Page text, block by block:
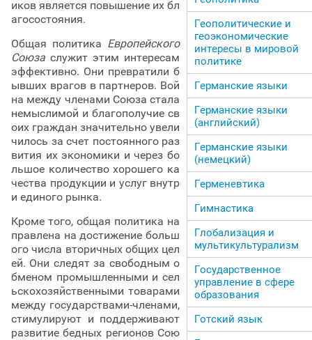
иков является повышение их бл
агосостояния.
Общая политика Европейского
Союза служит этим интересам
эффективно. Они превратили б
ывших врагов в партнеров. Вой
на между членами Союза стала
немыслимой и благополучие св
оих граждан значительно увели
чилось за счет постоянного раз
вития их экономики и через бо
льшое количество хорошего ка
чества продукции и услуг внутр
и единого рынка.
Кроме того, общая политика на
правлена на достижение больш
ого числа вторичных общих цел
ей. Они следят за свободным о
бменом промышленными и сел
ьскохозяйственными товарами
между государствами-членами,
стимулируют и поддерживают
развитие бедных регионов Сою
Геополитические и
геоэкономические
интересы в мировой
политике
Германские языки
Германские языки
(английский)
Германские языки
(немецкий)
Герменевтика
Гимнастика
Глобализация и
мультикультурализм
Государственное
управление в сфере
образования
Готский язык